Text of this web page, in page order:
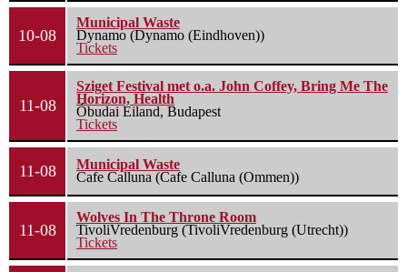
10-08
Municipal Waste
Dynamo (Dynamo (Eindhoven))
Tickets
11-08
Sziget Festival met o.a. John Coffey, Bring Me The
Horizon, Health
Óbudai Eiland, Budapest
Tickets
11-08
Municipal Waste
Cafe Calluna (Cafe Calluna (Ommen))
11-08
Wolves In The Throne Room
TivoliVredenburg (TivoliVredenburg (Utrecht))
Tickets